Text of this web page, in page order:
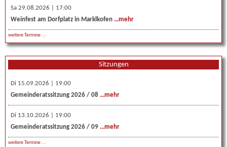
Sa 29.08.2026 | 17:00
Weinfest am Dorfplatz in Marklkofen ...mehr
weitere Termine ...
Sitzungen
Di 15.09.2026 | 19:00
Gemeinderatssitzung 2026 / 08 ...mehr
Di 13.10.2026 | 19:00
Gemeinderatssitzung 2026 / 09 ...mehr
weitere Termine ...